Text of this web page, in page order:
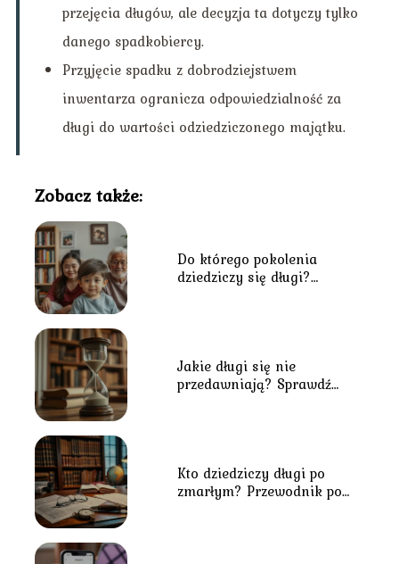
przejęcia długów, ale decyzja ta dotyczy tylko
danego spadkobiercy.
Przyjęcie spadku z dobrodziejstwem
inwentarza ogranicza odpowiedzialność za
długi do wartości odziedziczonego majątku.
Zobacz także:
Do którego pokolenia
dziedziczy się długi?
Jakie długi się nie
przedawniają? Sprawdź
Kto dziedziczy długi po
zmarłym? Przewodnik po